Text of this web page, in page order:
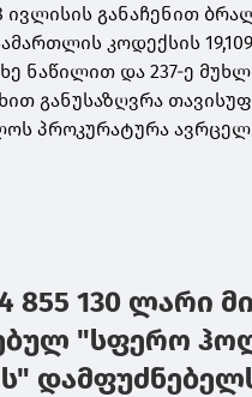
ივლისის განაჩენით
კოდექსის
ნაწილით და 237-ე
განუსაზღვრა
პროკურატურა
855 130 ლარი
"სფერო